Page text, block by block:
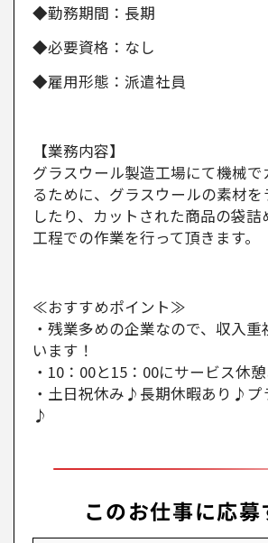
◆勤務期間：長期
◆必要資格：なし
◆雇用形態：派遣社員
【業務内容】
グラスウール製造工場にて機械で
るために、グラスウールの素材
したり、カットされた商品の袋
工程での作業を行って頂きます。
≪おすすめポイント≫
・残業多めの企業なので、収入
います！
・10：00と15：00にサービス休
・土日祝休み♪長期休暇あり♪プ
♪
このお仕事に応